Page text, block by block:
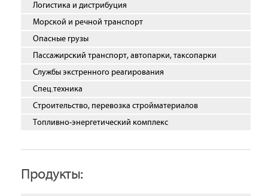
Логистика и дистрибуция
Морской и речной транспорт
Опасные грузы
Пассажирский транспорт, автопарки, таксопарки
Службы экстренного реагирования
Спец.техника
Строительство, перевозка стройматериалов
Топливно-энергетический комплекс
Продукты: